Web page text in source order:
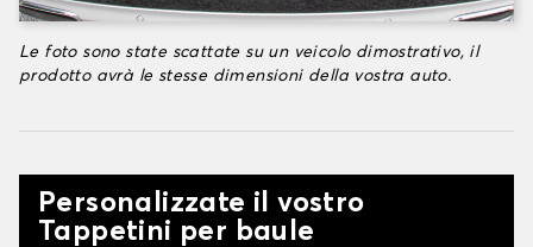
Le foto sono state scattate su un veicolo dimostrativo, il
prodotto avrà le stesse dimensioni della vostra auto.
Personalizzate il vostro
Tappetini per baule